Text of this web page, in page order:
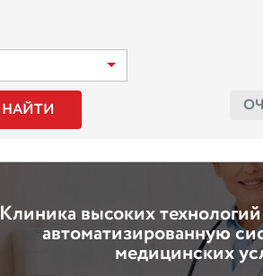
НАЙТИ
Клиника высоких
автоматизированную
медицинских